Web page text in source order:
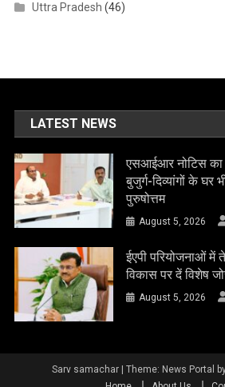
Uttra Pradesh (46)
LATEST NEWS
एसआईआर नोटिस का
बुजुर्ग-दिव्यांगों के
पुरुषोत्तम
August 5, 2026
ईएपी परियोजनाओं में
विकास पर दें विशेष
August 5, 2026
Sarv samachar | Theme: News Portal